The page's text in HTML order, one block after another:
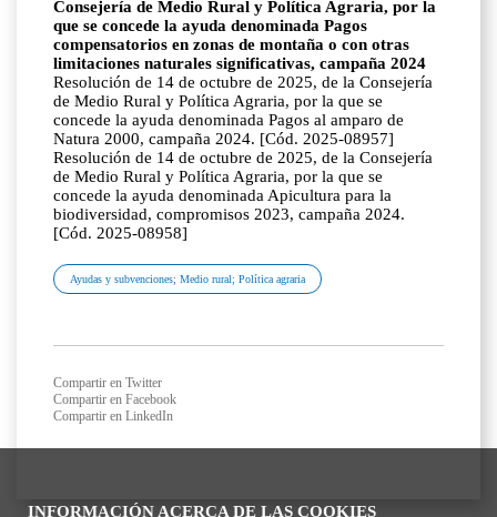
INFORMACIÓN ACERCA DE LAS COOKIES
Consejería de Medio Rural y Política Agraria, por la
que se concede la ayuda denominada Pagos
compensatorios en zonas de montaña o con otras
limitaciones naturales significativas, campaña 2024
Resolución de 14 de octubre de 2025, de la Consejería
de Medio Rural y Política Agraria, por la que se
concede la ayuda denominada Pagos al amparo de
Natura 2000, campaña 2024. [Cód. 2025-08957]
Resolución de 14 de octubre de 2025, de la Consejería
de Medio Rural y Política Agraria, por la que se
concede la ayuda denominada Apicultura para la
biodiversidad, compromisos 2023, campaña 2024.
[Cód. 2025-08958]
Ayudas y subvenciones; Medio rural; Política agraria
Compartir en Twitter
Compartir en Facebook
Compartir en LinkedIn